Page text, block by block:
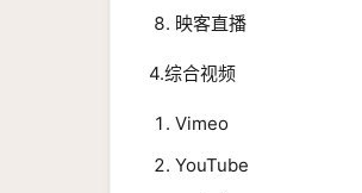
映客直播
4.综合视频
Vimeo
YouTube